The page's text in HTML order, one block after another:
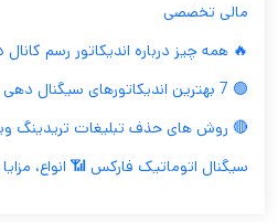
مالی تخصصی
🔥 همه چیز درباره اندیکاتور رسم
🟢 7 بهترین اندیکاتورهای سیگنال دهی در تریدینگ ویو 🟢
🔴 روش های حذف تبلیغات تریدینگ
سیگنال اتوماتیک فارکس 📶 انواع،